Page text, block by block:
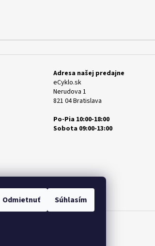
Odmietnuť Súhlasím
Adresa našej predajne
eCyklo.sk
Nerudova 1
821 04 Bratislava
Po-Pia 10:00-18:00
Sobota 09:00-13:00